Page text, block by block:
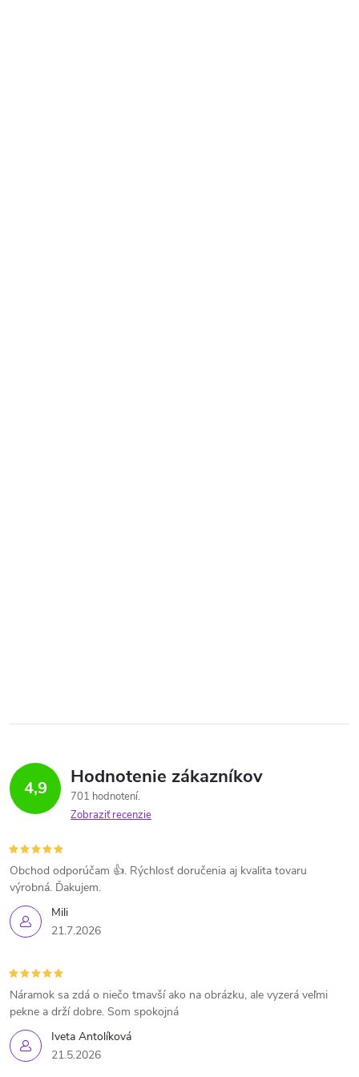
4,9 Hodnotenie zákazníkov
701 hodnotení
Zobraziť recenzie
Mili
21.7.2026
Obchod odporúčam 👍. Rýchlosť doručenia aj kvalita tovaru
výrobná. Ďakujem.
Iveta Antolíková
21.5.2026
Náramok sa zdá o niečo tmavší ako na obrázku, ale vyzerá veľmi
pekne a drží dobre. Som spokojná